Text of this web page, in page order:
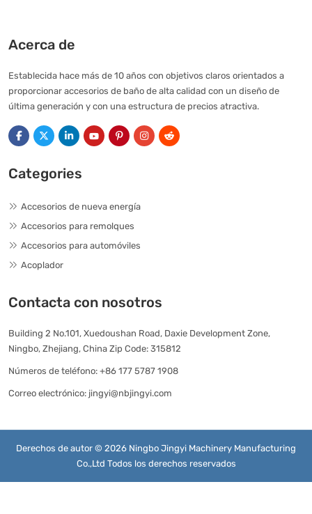
Acerca de
Establecida hace más de 10 años con objetivos claros orientados a
proporcionar accesorios de baño de alta calidad con un diseño de
última generación y con una estructura de precios atractiva.
Categories
Accesorios de nueva energía
Accesorios para remolques
Accesorios para automóviles
Acoplador
Contacta con nosotros
Building 2 No.101, Xuedoushan Road, Daxie Development Zone,
Ningbo, Zhejiang, China Zip Code: 315812
Números de teléfono: +86 177 5787 1908
Correo electrónico: jingyi@nbjingyi.com
Derechos de autor © 2026 Ningbo Jingyi Machinery Manufacturing
Co.,Ltd Todos los derechos reservados